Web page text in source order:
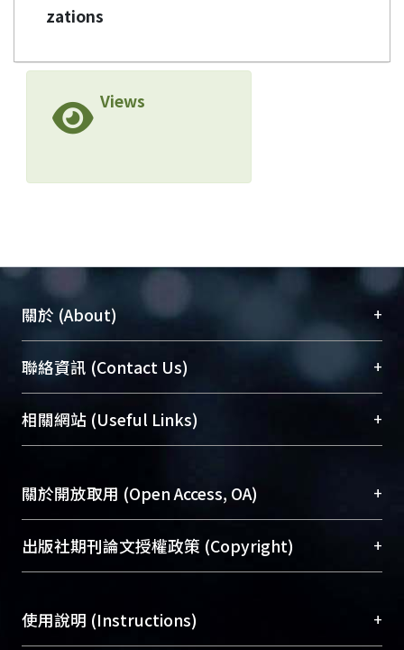
zations
Views
關於 (About) +
臺大位居世界頂尖大學之列，為永久珍藏及向國際
展現本校豐碩的研究成果及學術能量，圖書館整合
機構典藏（NTUR）與學術庫（AH）不同功能平
台，成為臺大學術典藏NTU scholars。期能整合研
成果。
To permanently archive and promote researcher
profiles and scholarly works, Library integrates the
services of “NTU Repository” with “Academic
聯絡資訊 (Contact Us) +
總館學科館員(Main Library)
醫學圖書館學科館員(Medical Library)
Sciences Library)
相關網站 (Useful Links) +
關於開放取用 (Open Access, OA) +
開放取用是從使用者角度提升資訊取用性的社會運
動，應用在學術研究上是透過將研究著作公開供使
用逐年攀升。同時可加速研究發展、提升研究影響
出版社期刊論文授權政策 (Copyright) +
含部分內容的版權非匯入者所有，或由第三方贊
助與合作完成，請確認該版權所有者及第三方同
使用說明 (Instructions) +